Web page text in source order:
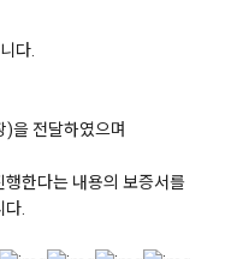
다.
을 전달하였으며
한다는 내용의 보증서를
.